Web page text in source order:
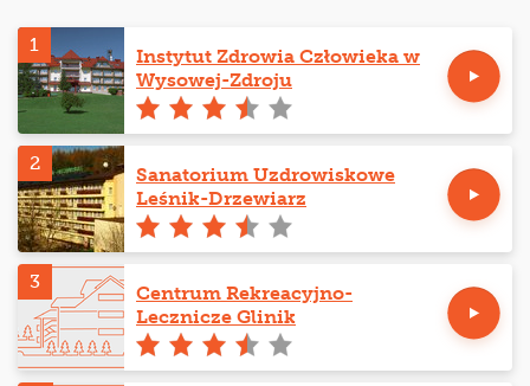
1
Instytut Zdrowia Człowieka w
Wysowej-Zdroju
2
Sanatorium Uzdrowiskowe
Leśnik-Drzewiarz
3
Centrum Rekreacyjno-
Lecznicze Glinik